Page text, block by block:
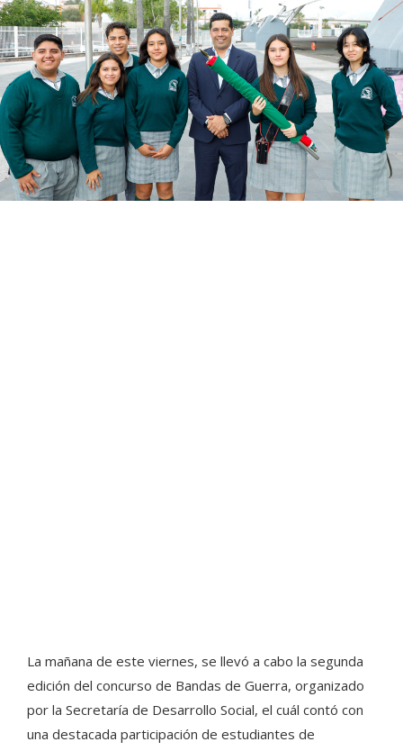
La mañana de este viernes, se llevó a cabo la segunda
edición del concurso de Bandas de Guerra, organizado
por la Secretaría de Desarrollo Social, el cuál contó con
una destacada participación de estudiantes de